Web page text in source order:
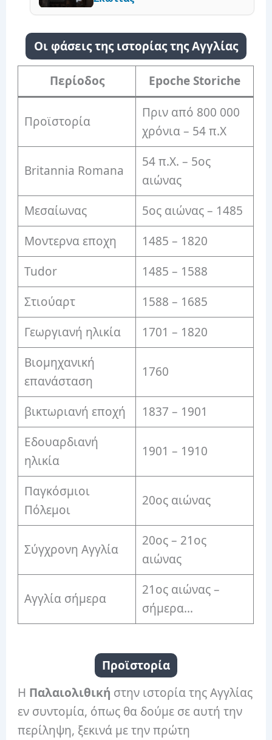
Οι φάσεις της ιστορίας της Αγγλίας
Περίοδος Epoche Storiche
Προϊστορία
Πριν από 800 000
χρόνια – 54 π.Χ
Britannia Romana
54 π.Χ. – 5ος
αιώνας
Μεσαίωνας
5ος αιώνας – 1485
Μοντερνα εποχη
1485 – 1820
Tudor
1485 – 1588
Στιούαρτ
1588 – 1685
Γεωργιανή ηλικία
1701 – 1820
Βιομηχανική
επανάσταση
1760
βικτωριανή εποχή
1837 – 1901
Εδουαρδιανή
ηλικία
1901 – 1910
Παγκόσμιοι
Πόλεμοι
20ος αιώνας
Σύγχρονη Αγγλία
20ος – 21ος
αιώνας
Αγγλία σήμερα
21ος αιώνας –
σήμερα…
Προϊστορία
Η Παλαιολιθική στην ιστορία της Αγγλίας
εν συντομία, όπως θα δούμε σε αυτή την
περίληψη, ξεκινά με την πρώτη